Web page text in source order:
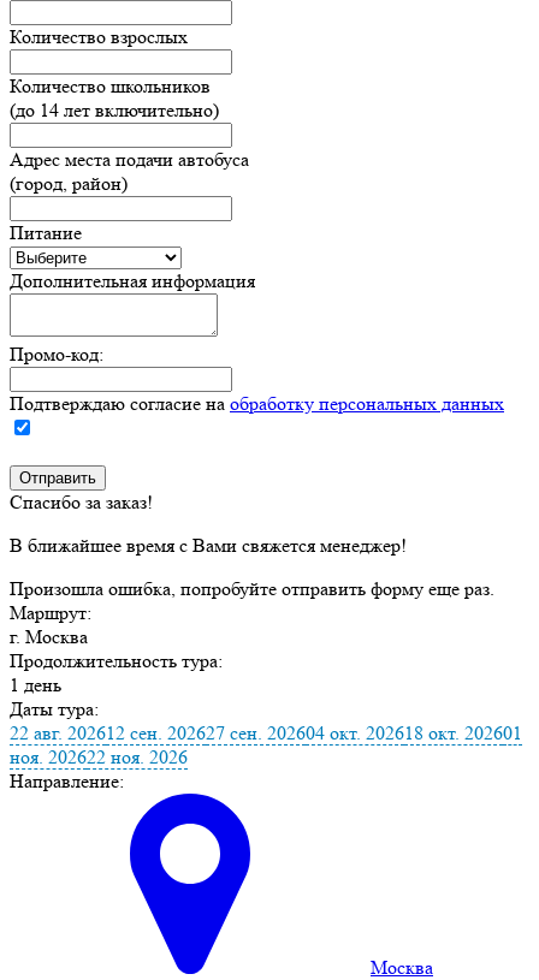
Количество взрослых
Количество школьников
(до 14 лет включительно)
Адрес места подачи автобуса
(город, район)
Питание
Дополнительная информация
Промо-код:
Подтверждаю согласие на обработку персональных данных
Спасибо за заказ!
В ближайшее время с Вами свяжется менеджер!
Произошла ошибка, попробуйте отправить форму еще раз.
Маршрут:
г. Москва
Продолжительность тура:
1 день
Даты тура:
22 авг. 202612 сен. 202627 сен. 202604 окт. 202618 окт. 202601
ноя. 202622 ноя. 2026
Направление:
Москва